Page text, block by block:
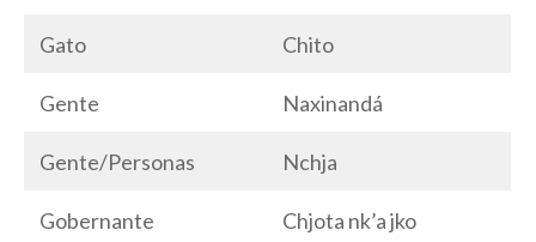
Gato Chito
Gente Naxinandá
Gente/Personas Nchja
Gobernante Chjota nk’a jko